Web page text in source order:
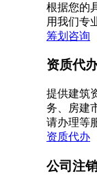
根据您的
用我们专
筹划咨询
资质代
提供建筑
务、房建
请办理等
资质代办
公司注